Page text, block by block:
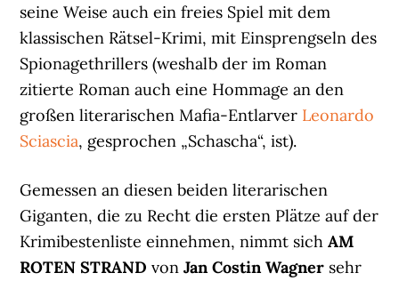
seine Weise auch ein freies Spiel mit dem
klassischen Rätsel-Krimi, mit Einsprengseln des
Spionagethrillers (weshalb der im Roman
zitierte Roman auch eine Hommage an den
großen literarischen Mafia-Entlarver Leonardo
Sciascia, gesprochen „Schascha“, ist).
Gemessen an diesen beiden literarischen
Giganten, die zu Recht die ersten Plätze auf der
Krimibestenliste einnehmen, nimmt sichAM
ROTEN STRANDvonJan Costin Wagner sehr